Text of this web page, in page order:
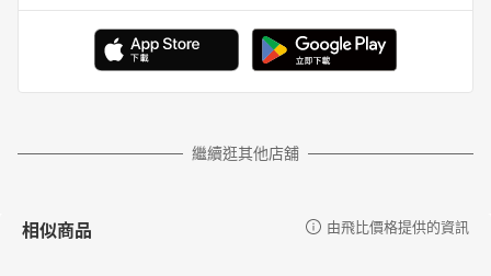
繼續逛其他店舖
相似商品 由飛比價格提供的資訊